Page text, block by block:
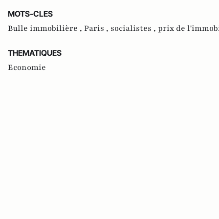
MOTS-CLES
Bulle immobilière , Paris , socialistes , prix de
THEMATIQUES
Economie